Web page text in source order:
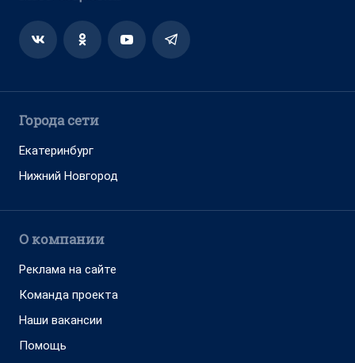
Города сети
Екатеринбург
Нижний Новгород
О компании
Реклама на сайте
Команда проекта
Наши вакансии
Помощь